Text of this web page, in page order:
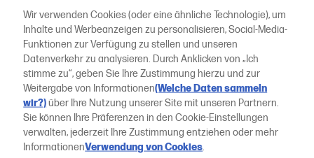
Wir verwenden Cookies (oder eine ähnliche Technologie), um
Inhalte und Werbeanzeigen zu personalisieren, Social-Media-
Funktionen zur Verfügung zu stellen und unseren
Datenverkehr zu analysieren. Durch Anklicken von „Ich
stimme zu“, geben Sie Ihre Zustimmung hierzu und zur
Weitergabe von Informationen(Welche Daten sammeln
wir?)über Ihre Nutzung unserer Site mit unseren Partnern.
Sie können Ihre Präferenzen in den Cookie-Einstellungen
verwalten, jederzeit Ihre Zustimmung entziehen oder mehr
InformationenVerwendung von Cookies.